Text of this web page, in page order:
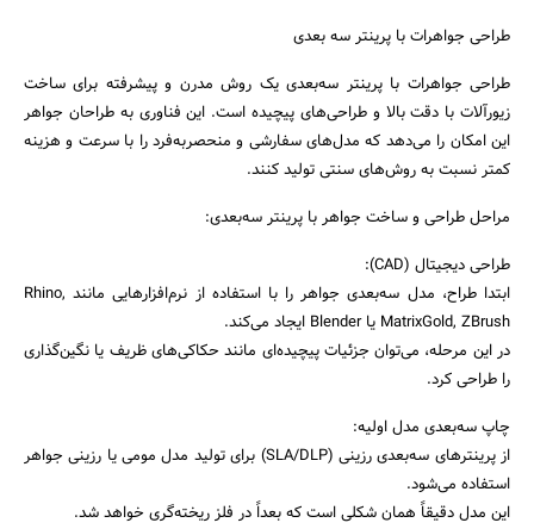
طراحی جواهرات با پرینتر سه بعدی
طراحی جواهرات با پرینتر سه‌بعدی یک روش مدرن و پیشرفته برای ساخت
زیورآلات با دقت بالا و طراحی‌های پیچیده است. این فناوری به طراحان جواهر
این امکان را می‌دهد که مدل‌های سفارشی و منحصر‌به‌فرد را با سرعت و هزینه
کمتر نسبت به روش‌های سنتی تولید کنند.
مراحل طراحی و ساخت جواهر با پرینتر سه‌بعدی:
طراحی دیجیتال (CAD):
ابتدا طراح، مدل سه‌بعدی جواهر را با استفاده از نرم‌افزارهایی مانند Rhino,
MatrixGold, ZBrush یا Blender ایجاد می‌کند.
در این مرحله، می‌توان جزئیات پیچیده‌ای مانند حکاکی‌های ظریف یا نگین‌گذاری
را طراحی کرد.
چاپ سه‌بعدی مدل اولیه:
از پرینترهای سه‌بعدی رزینی (SLA/DLP) برای تولید مدل مومی یا رزینی جواهر
استفاده می‌شود.
این مدل دقیقاً همان شکلی است که بعداً در فلز ریخته‌گری خواهد شد.